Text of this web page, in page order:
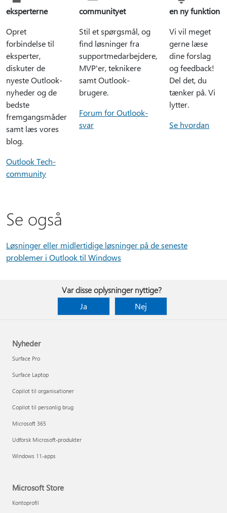
eksperterne
Opret
forbindelse til
eksperter,
diskuter de
nyeste Outlook-
nyheder og de
bedste
fremgangsmåder
samt læs vores
blog.
Outlook Tech-
community
communityet
Stil et spørgsmål, og
find løsninger fra
supportmedarbejdere,
MVP'er, teknikere
samt Outlook-
brugere.
Forum for Outlook-
svar
en ny funktion
Vi vil meget
gerne læse
dine forslag
og feedback!
Del det, du
tænker på. Vi
lytter.
Se hvordan
Se også
Løsninger eller midlertidige løsninger på de seneste
problemer i Outlook til Windows
Var disse oplysninger nyttige?
Ja
Nej
Nyheder
Surface Pro
Surface Laptop
Copilot til organisationer
Copilot til personlig brug
Microsoft 365
Udforsk Microsoft-produkter
Windows 11-apps
Microsoft Store
Kontoprofil